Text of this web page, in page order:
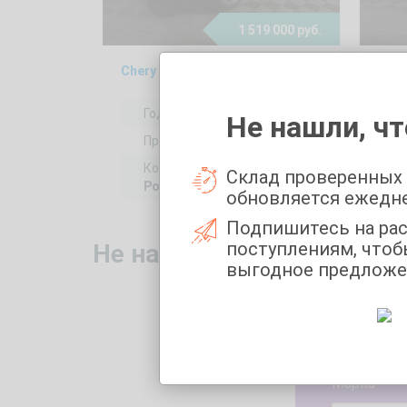
1 519 000 руб.
Chery Tiggo 7 Pro 1.5, 2022
Год выпуска:
Пробег:
57841 км
Коробка передач:
Робот
Не нашли то, что
Укажите
Марка
Не нашли,
Склад
обновляется
Подпишитесь на
поступлениям,
выгодное